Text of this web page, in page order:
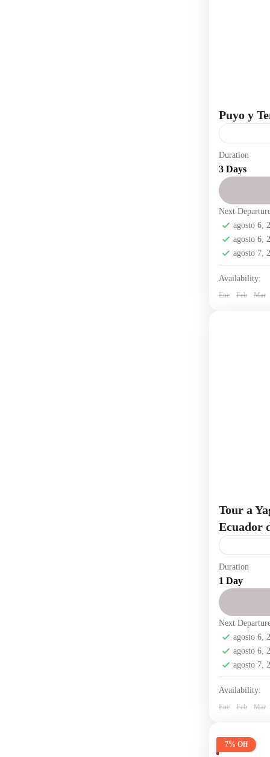
Puyo y
Puyo
Una
Región
Medio
2 People
Duration
3 Days
Next
agosto 6,
agosto 6,
agosto 7,
Availability:
Ene Feb Mar
Tour a
Ecuador
atardeceres en
fotografía de
tours desde
Toursalinerito
turismo en
turismo rural
Descubre
provincia
Duration
1 Day
Next
agosto 6,
agosto 6,
agosto 7,
Availability:
Ene Feb Mar
7% Off